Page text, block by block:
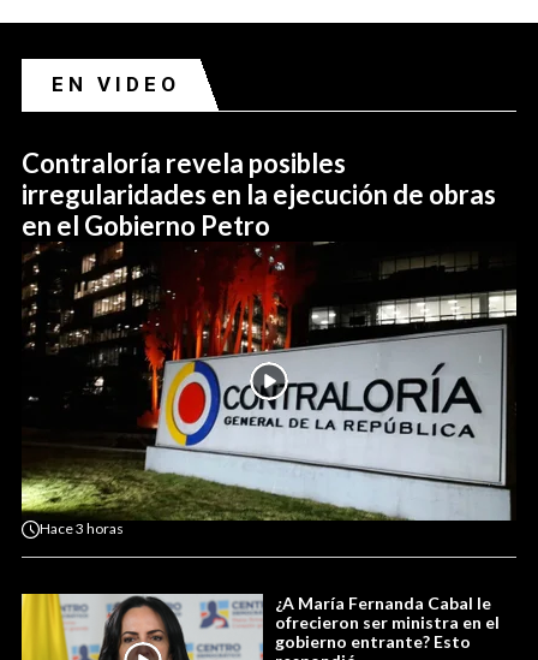
EN VIDEO
Contraloría revela posibles
irregularidades en la ejecución de obras
en el Gobierno Petro
Hace3 horas
¿A María Fernanda Cabal le
ofrecieron ser ministra en el
gobierno entrante? Esto